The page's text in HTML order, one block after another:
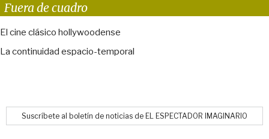
Fuera de cuadro
El cine clásico hollywoodense
La continuidad espacio-temporal
Suscríbete al boletín de noticias de EL ESPECTADOR IMAGINARIO